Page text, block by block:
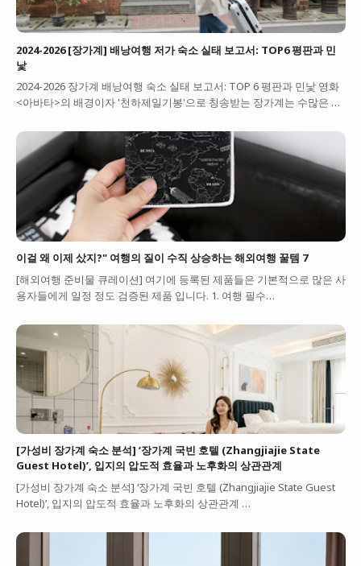
2024-2026 [장가계] 배낭여행 저가 숙소 실태 보고서: TOP6 평판과 민
낯
2024-2026 장가계 배낭여행 숙소 실태 보고서: TOP 6 평판과 민낯 영화
<아바타>의 배경이자 '천하제일기봉'으로 칭송받는 장가계는 수많은 …
이걸 왜 이제 샀지?" 여행의 질이 수직 상승하는 해외여행 꿀템 7
[해외여행 준비물 큐레이션] 여기에 등록된 제품들은 기본적으로 많은 사
용자들에게 일정 정도 검증된 제품 입니다. 1. 여행 필수…
[가성비 장가계 숙소 분석] ‘장가계 국빈 호텔 (Zhangjiajie State
Guest Hotel)’, 입지의 압도적 효율과 노후화의 상관관계
[가성비 장가계 숙소 분석] ‘장가계 국빈 호텔 (Zhangjiajie State Guest
Hotel)’, 입지의 압도적 효율과 노후화의 상관관계 …